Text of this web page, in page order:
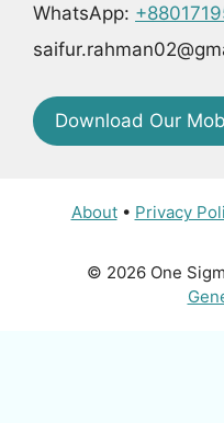
WhatsApp:
Download Our
About• Privacy
© 2026 One